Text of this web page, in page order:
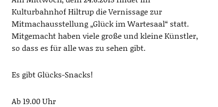
Kulturbahnhof Hiltrup die Vernissage zur
Mitmachausstellung „Glück im Wartesaal“ statt.
Mitgemacht haben viele große und kleine Künstler,
so dass es für alle was zu sehen gibt.
Es gibt Glücks-Snacks!
Ab 19.00 Uhr